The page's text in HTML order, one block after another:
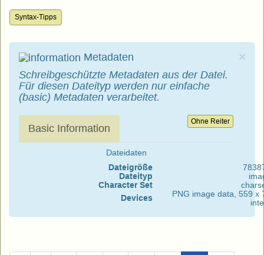
Syntax-Tipps
×
Metadaten
Schreibgeschützte Metadaten aus der Datei.
Für diesen Dateityp werden nur einfache
(basic) Metadaten verarbeitet.
Ohne Reiter
Basic Information
Dateidaten
Dateigröße
Dateityp
Character Set
Devices
PNG image data, 559 x